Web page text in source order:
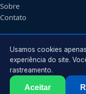
Sobre
Contato
CONTATO
Atendimento em
Usamos cookies
experiência do site.
rastreamento.
Aceitar